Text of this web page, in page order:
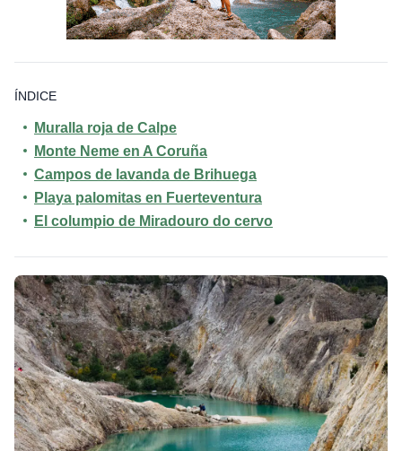
ÍNDICE
Muralla roja de Calpe
Monte Neme en A Coruña
Campos de lavanda de Brihuega
Playa palomitas en Fuerteventura
El columpio de Miradouro do cervo